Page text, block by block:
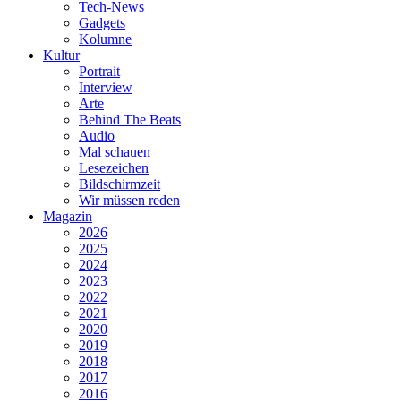
Tech-News
Gadgets
Kolumne
Kultur
Portrait
Interview
Arte
Behind The Beats
Audio
Mal schauen
Lesezeichen
Bildschirmzeit
Wir müssen reden
Magazin
2026
2025
2024
2023
2022
2021
2020
2019
2018
2017
2016